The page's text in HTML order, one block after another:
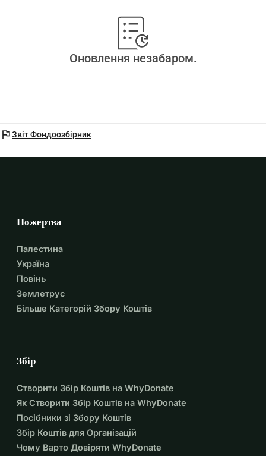
Оновлення незабаром.
flagЗвіт Фондоозбірник
Пожертва
Палестина
Україна
Повінь
Землетрус
Більше Категорій Збору Коштів
Збір
Створити Збір Коштів на WhyDonate
Як Створити Збір Коштів на WhyDonate
Посібники зі Збору Коштів
Збір Коштів для Організацій
Чому Варто Довіряти WhyDonate